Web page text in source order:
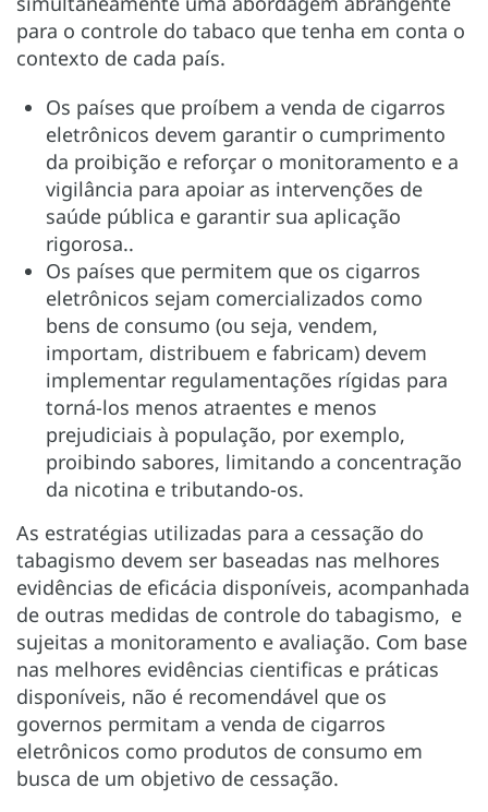
para o controle do tabaco que tenha em conta o
contexto de cada país.
Os países que proíbem a venda de cigarros
eletrônicos devem garantir o cumprimento
da proibição e reforçar o monitoramento e a
vigilância para apoiar as intervenções de
saúde pública e garantir sua aplicação
rigorosa..
Os países que permitem que os cigarros
eletrônicos sejam comercializados como
bens de consumo (ou seja, vendem,
importam, distribuem e fabricam) devem
implementar regulamentações rígidas para
torná-los menos atraentes e menos
prejudiciais à população, por exemplo,
proibindo sabores, limitando a concentração
da nicotina e tributando-os.
As estratégias utilizadas para a cessação do
tabagismo devem ser baseadas nas melhores
evidências de eficácia disponíveis, acompanhada
de outras medidas de controle do tabagismo, e
sujeitas a monitoramento e avaliação. Com base
nas melhores evidências cientificas e práticas
disponíveis, não é recomendável que os
governos permitam a venda de cigarros
eletrônicos como produtos de consumo em
busca de um objetivo de cessação.